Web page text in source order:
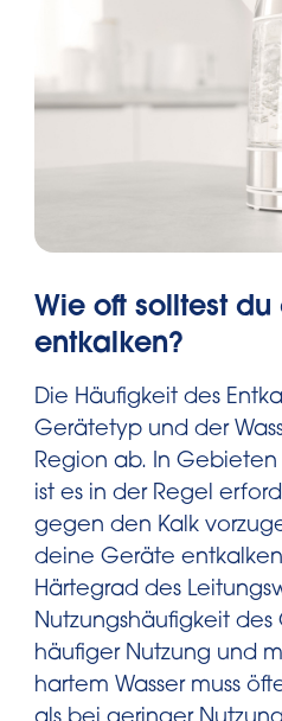
Wie oft solltest
entkalken?
Die Häufigkeit des
Gerätetyp und der
Region ab. In Gebieten
ist es in der Regel
gegen den Kalk
deine Geräte
Härtegrad des
Nutzungshäufigkeit des
häufiger Nutzung und
hartem Wasser muss